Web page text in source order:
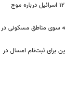
ببینید | گزارش جنجالی کانال ۱۲ اسرائیل درباره موج
سوی مناطق مسکونی در
برای ثبت‌نام امسال در